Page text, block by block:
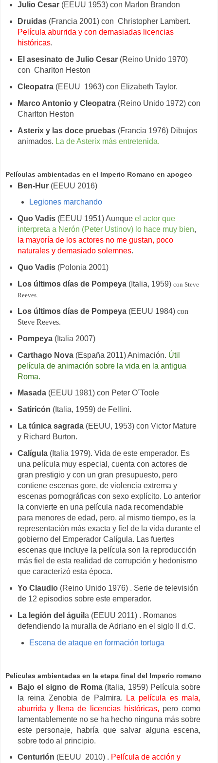
Julio Cesar(EEUU 1953) con Marlon Brandon
Druidas (Francia 2001) con Christopher Lambert.
Película aburrida y con demasiadas licencias
históricas.
El asesinato de Julio Cesar (Reino Unido 1970)
con Charlton Heston
Cleopatra (EEUU 1963) con Elizabeth Taylor.
Marco Antonio y Cleopatra (Reino Unido 1972)con
Charlton Heston
Asterix y las doce pruebas(Francia 1976) Dibujos
animados. La de Asterix más entretenida.
Películas ambientadas en el Imperio Romano en apogeo
Ben-Hur (EEUU 2016)
Legiones marchando
Quo Vadis (EEUU 1951) Aunque el actor que
interpreta a Nerón (Peter Ustinov) lo hace muy bien,
la mayoría de los actores no me gustan, poco
naturales y demasiado solemnes.
Quo Vadis (Polonia 2001)
Los últimos días de Pompeya (Italia, 1959) con Steve
Reeves.
Los últimos días de Pompeya(EEUU 1984) con
Steve Reeves.
Pompeya (Italia 2007)
Carthago Nova (España 2011) Animación. Útil
película de animación sobre la vida en la antigua
Roma.
Masada (EEUU 1981) con Peter O´Toole
Satiricón (Italia, 1959) de Fellini.
La túnica sagrada (EEUU, 1953) con Victor Mature
y Richard Burton.
Calígula (Italia 1979). Vida de este emperador. Es
una película muy especial, cuenta con actores de
gran prestigio y con un gran presupuesto, pero
contiene escenas gore, de violencia extrema y
escenas pornográficas con sexo explícito. Lo anterior
la convierte en una película nada recomendable
para menores de edad, pero, al mismo tiempo, es la
representación más exacta y fiel de la vida durante el
gobierno del Emperador Calígula. Las fuertes
escenas que incluye la película son la reproducción
más fiel de esta realidad de corrupción y hedonismo
que caracterizó esta época.
Yo Claudio (Reino Unido 1976) . Serie de televisión
de 12 episodios sobre este emperador.
La legión del águil a (EEUU 2011) . Romanos
defendiendo la muralla de Adriano en el siglo II d.C.
Escena de ataque en formación tortuga
Películas ambientadas en la etapa final del Imperio romano
Bajo el signo de Roma (Italia, 1959) Película sobre
la reina Zenobia de Palmira.
La película es mala,
aburrida y llena de licencias históricas, pero como
lamentablemente no se ha hecho ninguna más sobre
este personaje, habría que salvar alguna escena,
sobre todo al principio.
Centurión (EEUU 2010) . Película de acción y